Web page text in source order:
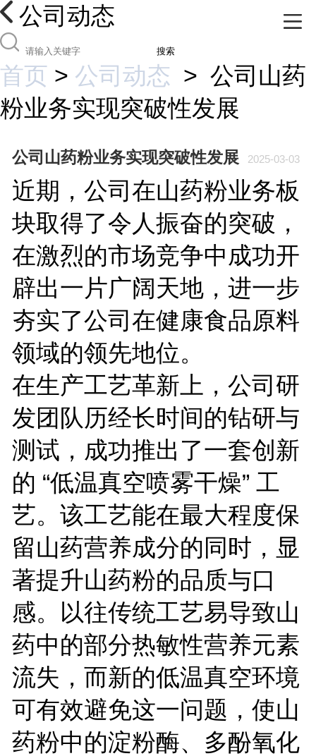
公司动态
搜索
首页 > 公司动态 > 公司山药
粉业务实现突破性发展
公司山药粉业务实现突破性发展 2025-03-03
近期，公司在山药粉业务板
块取得了令人振奋的突破，
在激烈的市场竞争中成功开
辟出一片广阔天地，进一步
夯实了公司在健康食品原料
领域的领先地位。
在生产工艺革新上，公司研
发团队历经长时间的钻研与
测试，成功推出了一套创新
的 “低温真空喷雾干燥” 工
艺。该工艺能在最大程度保
留山药营养成分的同时，显
著提升山药粉的品质与口
感。以往传统工艺易导致山
药中的部分热敏性营养元素
流失，而新的低温真空环境
可有效避免这一问题，使山
药粉中的淀粉酶、多酚氧化